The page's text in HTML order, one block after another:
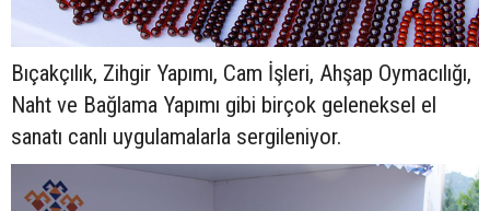
Bıçakçılık, Zihgir Yapımı, Cam İşleri, Ahşap Oymacılığı,
Naht ve Bağlama Yapımı gibi birçok geleneksel el
sanatı canlı uygulamalarla sergileniyor.